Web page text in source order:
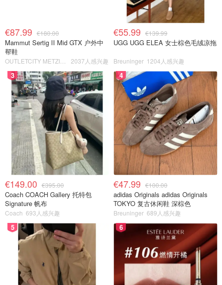
€87.99 €180.00
Mammut Sertig II Mid GTX 户外中
帮鞋
OUTLETCITY METZINGEN 2037人感兴趣
€55.99 €139.99
UGG UGG ELEA 女士棕色毛绒凉拖
Breuninger 1204人感兴趣
3
€149.00 €395.00
Coach COACH Gallery 托特包
Signature 帆布
Coach 693人感兴趣
4
€47.99 €100.00
adidas Originals adidas Originals
TOKYO 复古休闲鞋 深棕色
Breuninger 689人感兴趣
5 6